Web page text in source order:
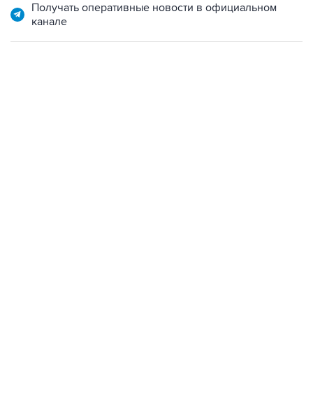
Получать оперативные новости в официальном
канале